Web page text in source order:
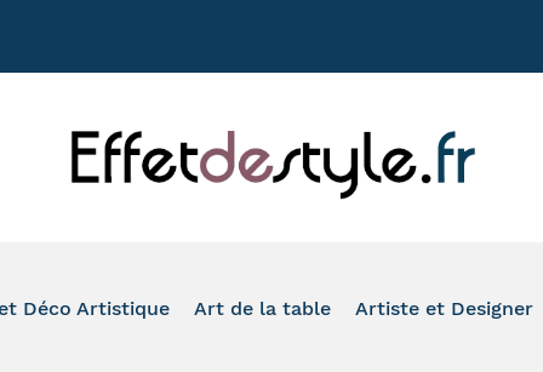
Déco Artistique Art de la table Artiste et Designer